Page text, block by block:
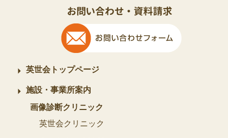
英世会トップページ
施設・事業所案内
画像診断クリニック
英世会クリニック